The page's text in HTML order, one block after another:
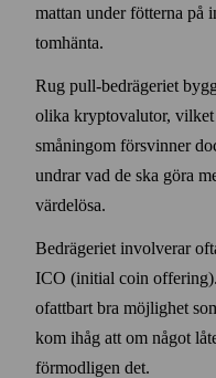
mattan under fötterna på
tomhänta.
Rug pull-bedrägeriet
olika krypto­valutor, vilket
småningom försvinner
undrar vad de ska göra
värdelösa.
Bedrägeriet involverar
ICO (initial coin
ofattbart bra möjlighet
kom ihåg att om något
förmodligen det.